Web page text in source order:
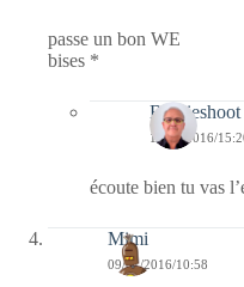
passe un bon WE
bises *
Bernieshoot
12/01/2016/
écoute bien tu vas
Mimi
09/01/2016/10:58